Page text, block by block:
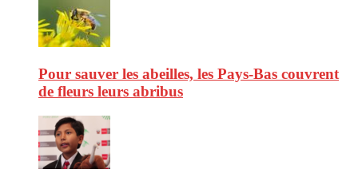
Pour sauver les abeilles, les Pays-Bas couvrent
de fleurs leurs abribus